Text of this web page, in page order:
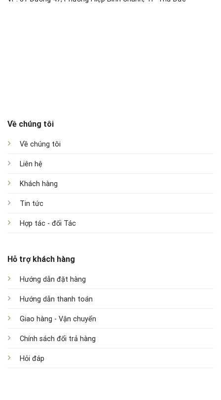
Về chúng tôi
Về chúng tôi
Liên hệ
Khách hàng
Tin tức
Hợp tác - đối Tác
Hỗ trợ khách hàng
Hướng dẫn đặt hàng
Hướng dẫn thanh toán
Giao hàng - Vận chuyển
Chính sách đổi trả hàng
Hỏi đáp